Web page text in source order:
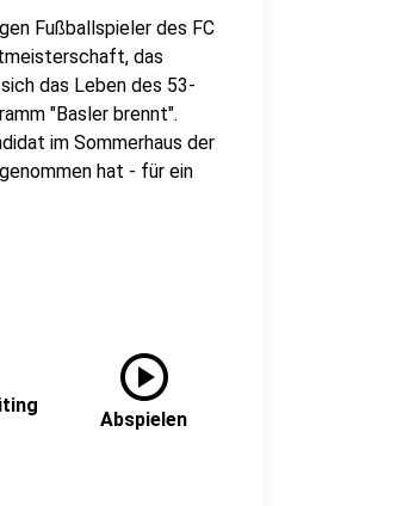
Fußballspieler des FC
das
das Leben des 53-
"Basler brennt".
im Sommerhaus der
hat - für ein
play_circle
Abspielen